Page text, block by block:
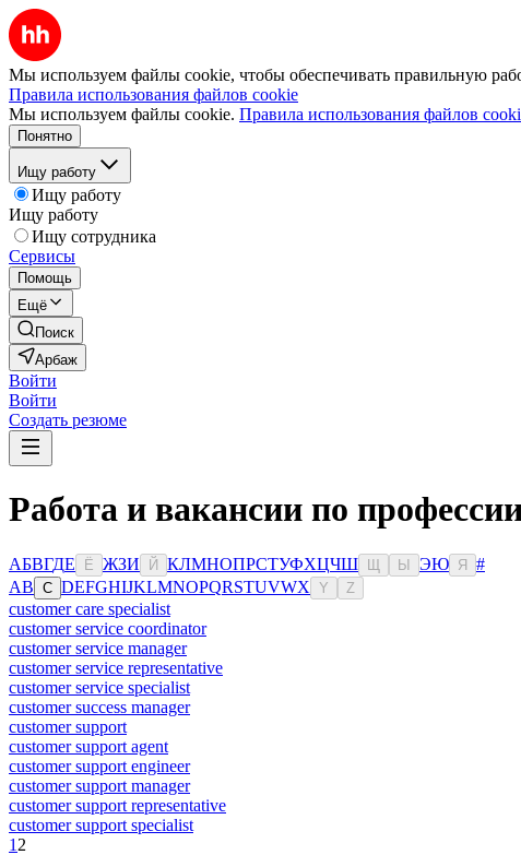
Мы используем файлы cookie, чтобы обеспечивать правильную
Правила использования файлов cookie
Мы используем файлы cookie. Правила использования файлов
Понятно
Ищу работу
Ищу работу
Ищу работу
Ищу сотрудника
Сервисы
Помощь
Ещё
Поиск
Арбаж
Войти
Войти
Создать резюме
Работа и вакансии по
АБВГДЕ Ё ЖЗИ Й КЛМНОПРСТУФХЦЧШ Ы ЭЮ Я
#
AB C DEFGHIJKLMNOPQRSTUVWX Y Z
customer care specialist
customer service coordinator
customer service manager
customer service representative
customer service specialist
customer success manager
customer support
customer support agent
customer support engineer
customer support manager
customer support representative
customer support specialist
1 2